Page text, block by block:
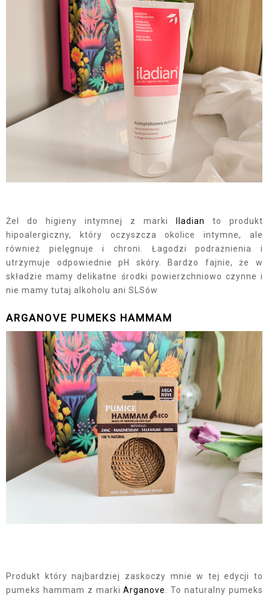
Żel do higieny intymnej z marki Iladian
to produkt
hipoalergiczny, który oczyszcza okolice intymne, ale
również pielęgnuje i chroni. Łagodzi podrażnienia i
utrzymuje odpowiednie pH skóry. Bardzo fajnie, że w
składzie mamy delikatne środki powierzchniowo czynne i
nie mamy tutaj alkoholu ani SLSów
ARGANOVE PUMEKS HAMMAM
Produkt który najbardziej zaskoczy mnie w tej edycji to
pumeks hammam z markiArganove. To naturalny pumeks